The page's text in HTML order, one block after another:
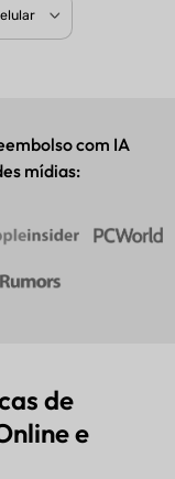
em
e celularcom IA
mídias:
de
e